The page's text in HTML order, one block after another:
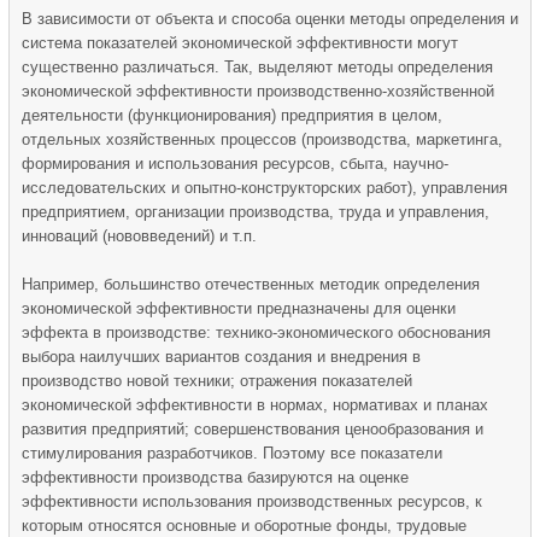
В зависимости от объекта и способа оценки методы определения и
система показателей экономической эффективности могут
существенно различаться. Так, выделяют методы определения
экономической эффективности производственно-хозяйственной
деятельности (функционирования) предприятия в целом,
отдельных хозяйственных процессов (производства, маркетинга,
формирования и использования ресурсов, сбыта, научно-
исследовательских и опытно-конструкторских работ), управления
предприятием, организации производства, труда и управления,
инноваций (нововведений) и т.п.
Например, большинство отечественных методик определения
экономической эффективности предназначены для оценки
эффекта в производстве: технико-экономического обоснования
выбора наилучших вариантов создания и внедрения в
производство новой техники; отражения показателей
экономической эффективности в нормах, нормативах и планах
развития предприятий; совершенствования ценообразования и
стимулирования разработчиков. Поэтому все показатели
эффективности производства базируются на оценке
эффективности использования производственных ресурсов, к
которым относятся основные и оборотные фонды, трудовые